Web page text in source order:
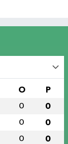
O P
0 0
0 0
0 0